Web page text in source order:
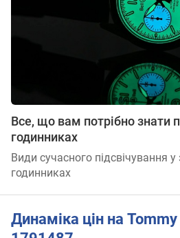
Все, що вам потрібно знати
годинниках
Види сучасного підсвічування
годинниках
Динаміка цін на